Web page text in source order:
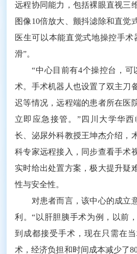
远程协同能力，包括裸眼直视三
图像10倍放大、颤抖滤除和直觉
医生可以本能直觉式地操控手术
滑”。
“中心目前有4个操控台，可
术。手术机器人也设置了双主刀
迟等情况，远程端的患者所在医
立即应急接管。”四川大学华
长、泌尿外科教授王坤杰介绍，
科专家远程接入，同步查看手术
实时给出处置方案，极大提升疑
性与安全性。
对患者而言，该中心的成立
利。“以肝胆胰手术为例，以前
到成都接受手术，现在只需在
术，经济负担和时间成本减少了